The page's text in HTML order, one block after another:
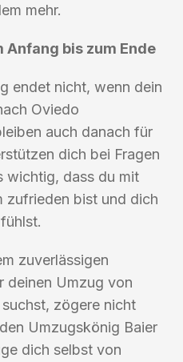
mehr.
bis zum Ende
endet nicht, wenn dein
Oviedo
auch danach für
dich bei Fragen
wichtig, dass du mit
zufrieden bist und dich
zuverlässigen
deinen Umzug von
zögere nicht
Umzugskönig Baier
dich selbst von